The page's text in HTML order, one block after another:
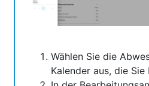
Wählen Sie die
Kalender aus, die